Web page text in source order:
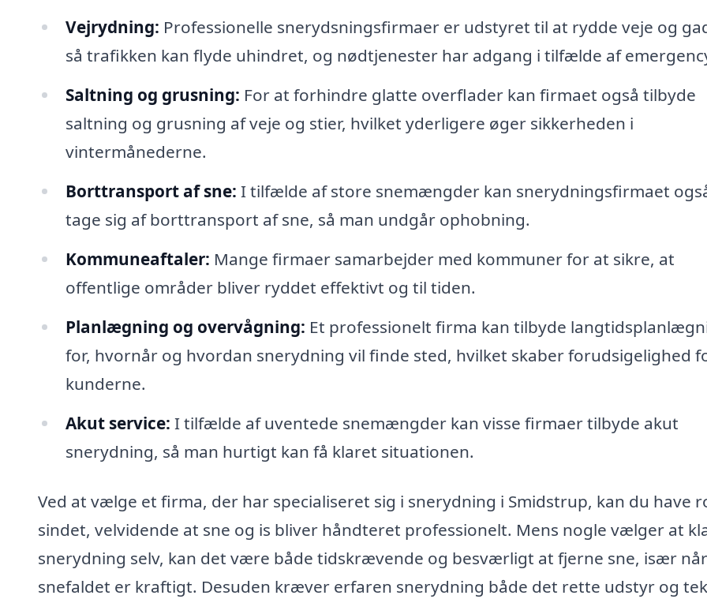
Vejrydning: Professionelle snerydsningsfirmaer er udstyret til at rydde veje og
så trafikken kan flyde uhindret, og nødtjenester har adgang i tilfælde af
Saltning og grusning: For at forhindre glatte overflader kan firmaet også tilbyde
saltning og grusning af veje og stier, hvilket yderligere øger sikkerheden i
vintermånederne.
Borttransport af sne: I tilfælde af store snemængder kan snerydningsfirmaet
tage sig af borttransport af sne, så man undgår ophobning.
Kommuneaftaler: Mange firmaer samarbejder med kommuner for at sikre, at
offentlige områder bliver ryddet effektivt og til tiden.
Planlægning og overvågning: Et professionelt firma kan tilbyde
for, hvornår og hvordan snerydning vil finde sted, hvilket skaber forudsigelighed
kunderne.
Akut service: I tilfælde af uventede snemængder kan visse firmaer tilbyde akut
snerydning, så man hurtigt kan få klaret situationen.
Ved at vælge et firma, der har specialiseret sig i snerydning i Smidstrup, kan du have
sindet, velvidende at sne og is bliver håndteret professionelt. Mens nogle vælger at
snerydning selv, kan det være både tidskrævende og besværligt at fjerne sne, især når
snefaldet er kraftigt. Desuden kræver erfaren snerydning både det rette udstyr og